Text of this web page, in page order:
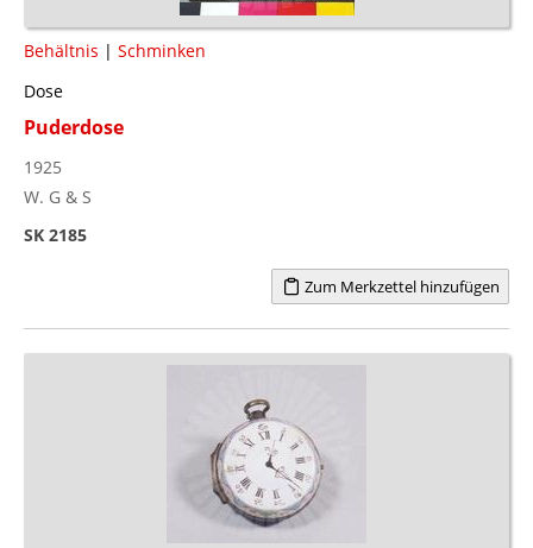
Behältnis | Schminken
Dose
Puderdose
1925
W. G & S
SK 2185
Zum Merkzettel hinzufügen